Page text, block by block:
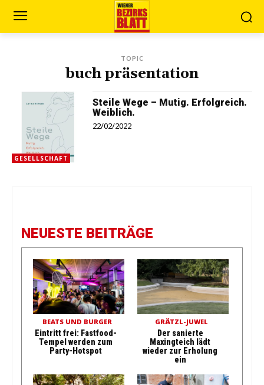
TOPIC
buch präsentation
GESELLSCHAFT
Steile Wege – Mutig. Erfolgreich.
Weiblich.
22/02/2022
NEUESTE BEITRÄGE
BEATS UND BURGER
Eintritt frei: Fastfood-
Tempel werden zum
Party-Hotspot
GRÄTZL-JUWEL
Der sanierte
Maxingteich lädt
wieder zur Erholung
ein